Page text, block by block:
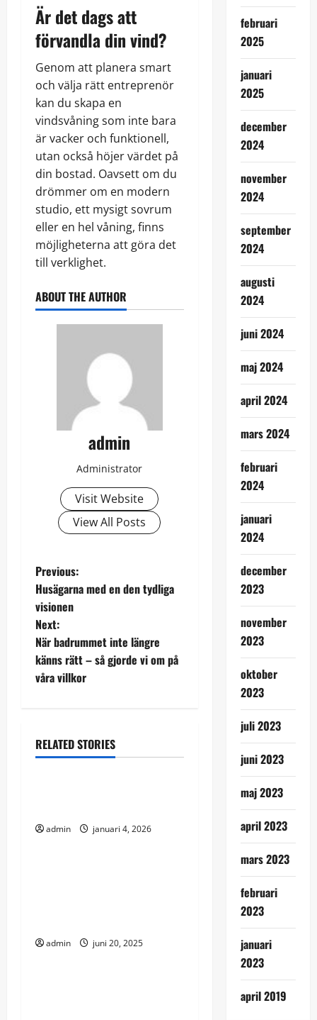
Är det dags att
förvandla din vind?
Genom att planera smart
och välja rätt entreprenör
kan du skapa en
vindsvåning som inte bara
är vacker och funktionell,
utan också höjer värdet på
din bostad. Oavsett om du
drömmer om en modern
studio, ett mysigt sovrum
eller en hel våning, finns
möjligheterna att göra det
till verklighet.
ABOUT THE AUTHOR
admin
Administrator
Visit Website
View All Posts
P
o
s
t
v
o
Previous:
Husägarna med en den tydliga
visionen
Next:
När badrummet inte längre
känns rätt – så gjorde vi om på
våra villkor
RELATED STORIES
Friluftsliv Hantverk
admin januari 4, 2026
Ekonomi Hälsa
admin juni 20, 2025
Friluftsliv Nyheter
februari
2025
januari
2025
december
2024
november
2024
september
2024
augusti
2024
juni 2024
maj 2024
april 2024
mars 2024
februari
2024
januari
2024
december
2023
november
2023
oktober
2023
juli 2023
juni 2023
maj 2023
april 2023
mars 2023
februari
2023
januari
2023
april 2019